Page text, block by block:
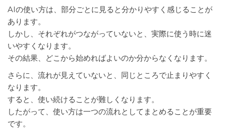
AIの使い方は、部分ごとに見ると分かりやすく感じることが
あります。
しかし、それぞれがつながっていないと、実際に使う時に迷
いやすくなります。
その結果、どこから始めればよいのか分からなくなります。
さらに、流れが見えていないと、同じところで止まりやすく
なります。
すると、使い続けることが難しくなります。
したがって、使い方は一つの流れとしてまとめることが重要
です。